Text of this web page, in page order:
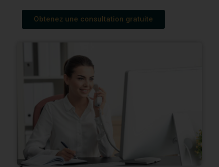
Obtenez une consultation gratuite